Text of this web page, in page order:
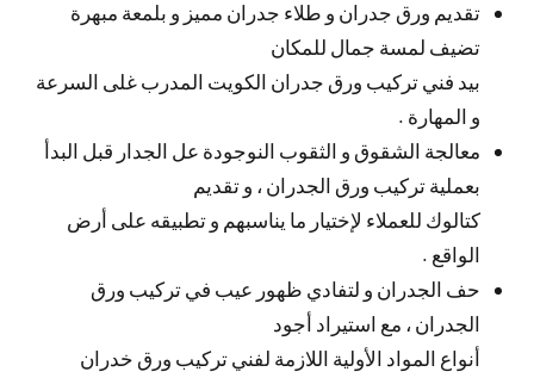
تقديم ورق جدران و طلاء جدران مميز و بلمعة مبهرة
تضيف لمسة جمال للمكان
بيد فني تركيب ورق جدران الكويت المدرب غلى السرعة
و المهارة .
معالجة الشقوق و الثقوب النوجودة عل الجدار قبل البدأ
بعملية تركيب ورق الجدران ، و تقديم
كتالوك للعملاء لإختيار ما يناسبهم و تطبيقه على أرض
الواقع .
حف الجدران و لتفادي ظهور عيب في تركيب ورق
الجدران ، مع استيراد أجود
أنواع المواد الأولية اللازمة لفني تركيب ورق خدران